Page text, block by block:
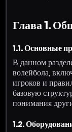
Глава 1.
1.1. Основные
В данном
волейбола,
игроков и
базовую
понимания
1.2.